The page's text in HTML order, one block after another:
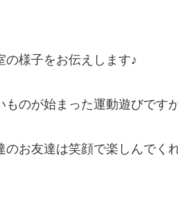
の様子をお伝えします♪
ものが始まった運動遊びですが
のお友達は笑顔で楽しんでく